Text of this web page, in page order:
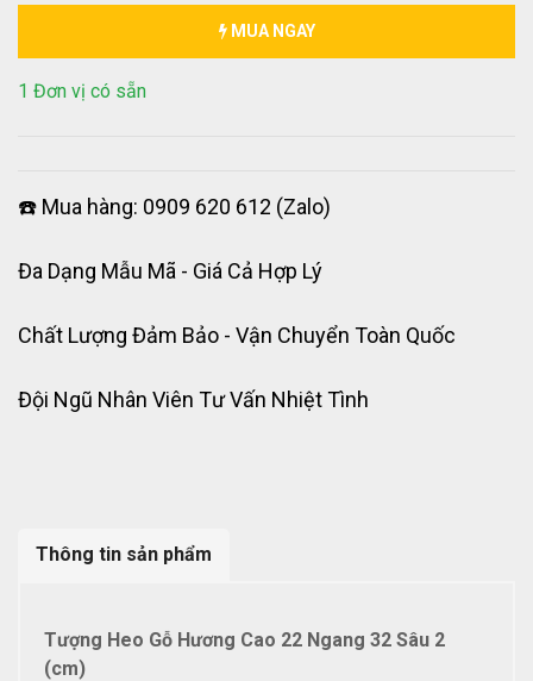
MUA NGAY
1 Đơn vị có sẵn
☎️ Mua hàng: 0909 620 612 (Zalo)
Đa Dạng Mẫu Mã - Giá Cả Hợp Lý
Chất Lượng Đảm Bảo - Vận Chuyển Toàn Quốc
Đội Ngũ Nhân Viên Tư Vấn Nhiệt Tình
Thông tin sản phẩm
Tượng Heo Gỗ Hương Cao 22 Ngang 32 Sâu 2
(cm)